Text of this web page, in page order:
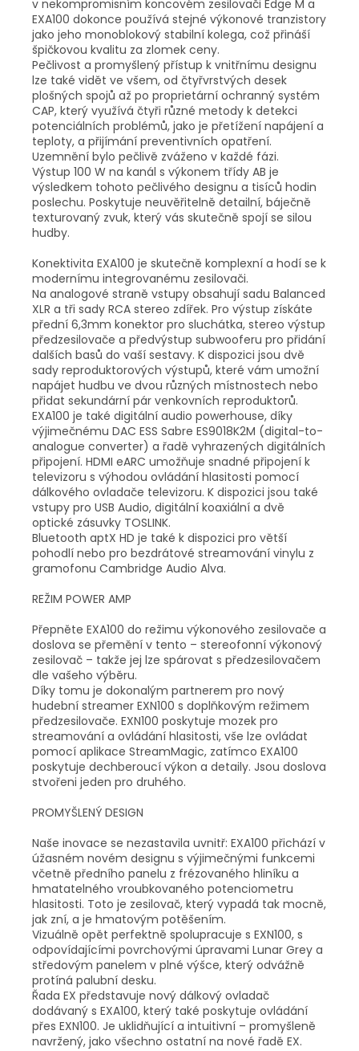
v nekompromisním koncovém zesilovači Edge M a
EXA100 dokonce používá stejné výkonové tranzistory
jako jeho monoblokový stabilní kolega, což přináší
špičkovou kvalitu za zlomek ceny.
Pečlivost a promyšlený přístup k vnitřnímu designu
lze také vidět ve všem, od čtyřvrstvých desek
plošných spojů až po proprietární ochranný systém
CAP, který využívá čtyři různé metody k detekci
potenciálních problémů, jako je přetížení napájení a
teploty, a přijímání preventivních opatření.
Uzemnění bylo pečlivě zváženo v každé fázi.
Výstup 100 W na kanál s výkonem třídy AB je
výsledkem tohoto pečlivého designu a tisíců hodin
poslechu. Poskytuje neuvěřitelně detailní, báječně
texturovaný zvuk, který vás skutečně spojí se silou
hudby.
Konektivita EXA100 je skutečně komplexní a hodí se k
modernímu integrovanému zesilovači.
Na analogové straně vstupy obsahují sadu Balanced
XLR a tři sady RCA stereo zdířek. Pro výstup získáte
přední 6,3mm konektor pro sluchátka, stereo výstup
předzesilovače a předvýstup subwooferu pro přidání
dalších basů do vaší sestavy. K dispozici jsou dvě
sady reproduktorových výstupů, které vám umožní
napájet hudbu ve dvou různých místnostech nebo
přidat sekundární pár venkovních reproduktorů.
EXA100 je také digitální audio powerhouse, díky
výjimečnému DAC ESS Sabre ES9018K2M (digital-to-
analogue converter) a řadě vyhrazených digitálních
připojení. HDMI eARC umožňuje snadné připojení k
televizoru s výhodou ovládání hlasitosti pomocí
dálkového ovladače televizoru. K dispozici jsou také
vstupy pro USB Audio, digitální koaxiální a dvě
optické zásuvky TOSLINK.
Bluetooth aptX HD je také k dispozici pro větší
pohodlí nebo pro bezdrátové streamování vinylu z
gramofonu Cambridge Audio Alva.
REŽIM POWER AMP
Přepněte EXA100 do režimu výkonového zesilovače a
doslova se přemění v tento – stereofonní výkonový
zesilovač – takže jej lze spárovat s předzesilovačem
dle vašeho výběru.
Díky tomu je dokonalým partnerem pro nový
hudební streamer EXN100 s doplňkovým režimem
předzesilovače. EXN100 poskytuje mozek pro
streamování a ovládání hlasitosti, vše lze ovládat
pomocí aplikace StreamMagic, zatímco EXA100
poskytuje dechberoucí výkon a detaily. Jsou doslova
stvořeni jeden pro druhého.
PROMYŠLENÝ DESIGN
Naše inovace se nezastavila uvnitř: EXA100 přichází v
úžasném novém designu s výjimečnými funkcemi
včetně předního panelu z frézovaného hliníku a
hmatatelného vroubkovaného potenciometru
hlasitosti. Toto je zesilovač, který vypadá tak mocně,
jak zní, a je hmatovým potěšením.
Vizuálně opět perfektně spolupracuje s EXN100, s
odpovídajícími povrchovými úpravami Lunar Grey a
středovým panelem v plné výšce, který odvážně
protíná palubní desku.
Řada EX představuje nový dálkový ovladač
dodávaný s EXA100, který také poskytuje ovládání
přes EXN100. Je uklidňující a intuitivní – promyšleně
navržený, jako všechno ostatní na nové řadě EX.